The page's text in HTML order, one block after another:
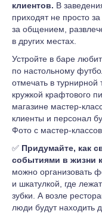
клиентов. В
приходят не просто
за общением,
в других местах.
Устройте в баре
по настольному
отмечать в
кружкой крафтового
магазине мастер-
клиенты и персонал
Фото с мастер-
✅ Придумайте, как
событиями в жизни
можно организовать
и шкатулкой, где
зубки. А возле
люди будут находить